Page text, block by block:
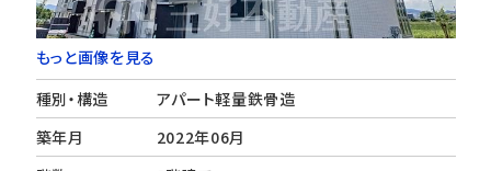
もっと画像を見る
種別・構造
アパート軽量鉄骨造
築年月
2022年06月